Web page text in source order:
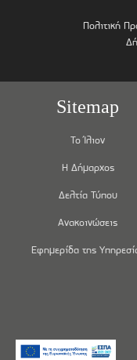
Πολιτική
Sitemap
Το Ίλιον
Η Δήμαρχος
Δελτία Τύπου
Ανακοινώσεις
Εφημερίδα της